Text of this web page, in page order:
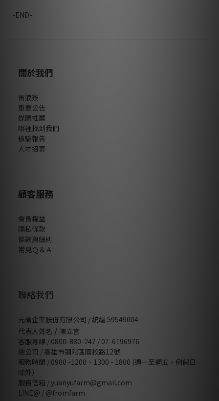
-END-
關於我們
衝浪雞
重要公告
媒體推薦
哪裡找到我們
檢驗報告
人才招募
顧客服務
會員權益
隱私條款
條款與細則
常見Ｑ＆Ａ
聯絡我們
元榆企業股份有限公司 / 統編 59549004
代表人姓名 / 陳立言
客服專線 / 0800-880-247 / 07-6196976
總公司 / 高雄市彌陀區國校路12號
服務時間 / 0900 -1200、1300 - 1800 (週一至週五，例假日
除外）
服務信箱 / yuanyufarm@gmail.com
LINE@ / @fromfarm